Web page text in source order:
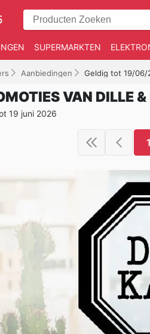
SUPERMARKTEN
Aanbiedingen Geldig tot 19/06/
VAN DILLE
19 juni 2026
1